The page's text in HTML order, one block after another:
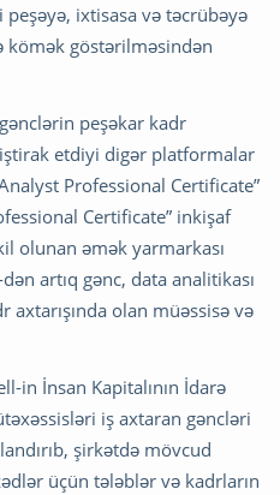
ixtisasa və təcrübəyə
kömək göstərilməsindən
peşəkar kadr
iştirak etdiyi digər platformalar
Professional Certificate”
Certificate” inkişaf
olunan əmək yarmarkası
artıq gənc, data analitikası
olan müəssisə və
in İnsan Kapitalının İdarə
iş axtaran gəncləri
şirkətdə mövcud
üçün tələblər və kadrların